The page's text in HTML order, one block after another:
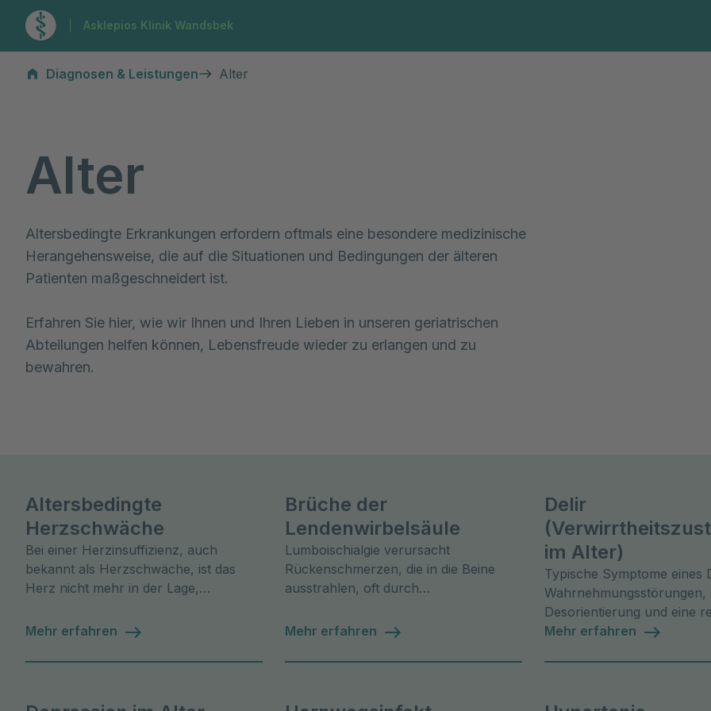
Zur Startseite
Asklepios Klinik Wandsbek
Diagnosen & Leistungen
Alter
Alter
Altersbedingte Erkrankungen erfordern oftmals eine besondere medizinische
Herangehensweise, die auf die Situationen und Bedingungen der älteren
Patienten maßgeschneidert ist.
Erfahren Sie hier, wie wir Ihnen und Ihren Lieben in unseren geriatrischen
Abteilungen helfen können, Lebensfreude wieder zu erlangen und zu
bewahren.
Altersbedingte
Herzschwäche
Bei einer Herzinsuffizienz, auch
bekannt als Herzschwäche, ist das
Herz nicht mehr in der Lage,
pumpen.
Mehr erfahren
Brüche der
Lendenwirbelsäule
Lumboischialgie verursacht
Rückenschmerzen, die in die Beine
ausstrahlen, oft durch
Wirbelbrüche. Jetzt alles über
Mehr erfahren
Delir
im Alter)
Typische Symptome eines
Wahrnehmungsstörungen,
Desorientierung und eine
Wachheit.
Mehr erfahren